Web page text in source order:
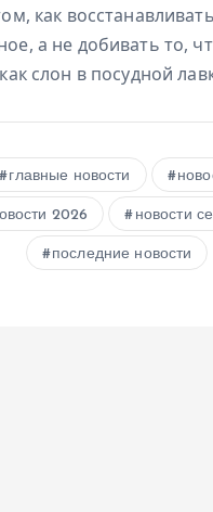
как восстанавливать
а не добивать то,
слон в посудной
главные новости
2026 новости
последние новости